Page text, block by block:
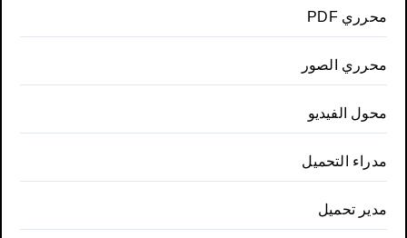
محرري PDF
محرري الصور
محول الفيديو
مدراء التحميل
مدير تحميل